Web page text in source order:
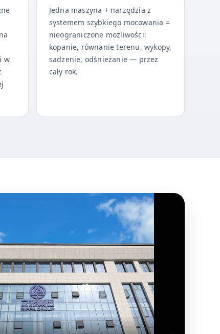
w
Jedna maszyna + narzędzia z
systemem szybkiego mocowania =
nieograniczone możliwości:
kopanie, równanie terenu, wykopy,
sadzenie, odśnieżanie — przez
cały rok.